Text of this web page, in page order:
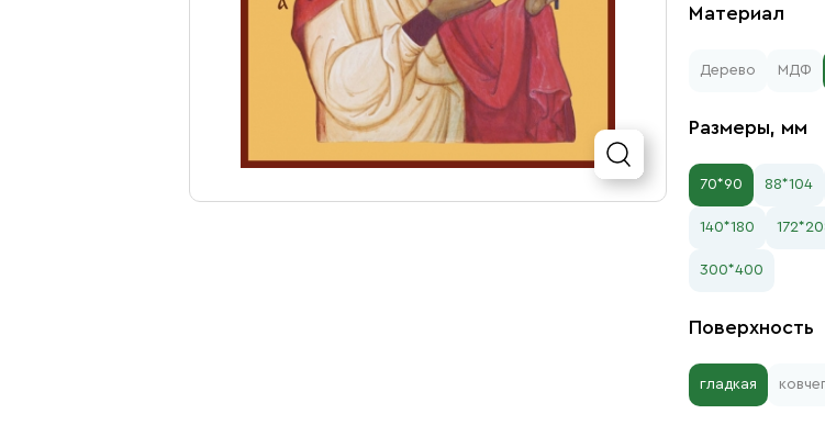
Материал
Дерево МДФ
Размеры, мм
70*90 88*104
140*180
300*400
Поверхность
гладкая